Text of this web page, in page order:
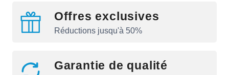
Offres exclusives
Réductions jusqu'à 50%
Garantie de qualité